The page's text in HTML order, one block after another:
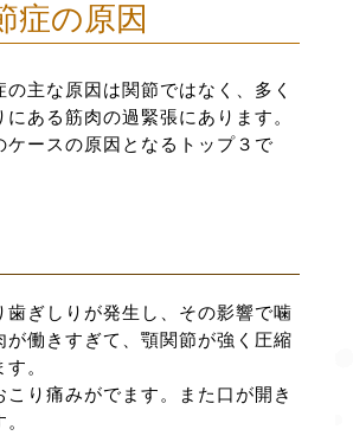
症の原因
主な原因は関節ではなく、多く
ある筋肉の過緊張にあります。
ケースの原因となるトップ３で
歯ぎしりが発生し、その影響で噛
が働きすぎて、顎関節が強く圧縮
。
こり痛みがでます。また口が開き